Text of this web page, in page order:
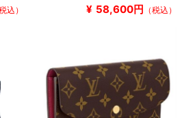
込） ¥ 58,600円 （税込）